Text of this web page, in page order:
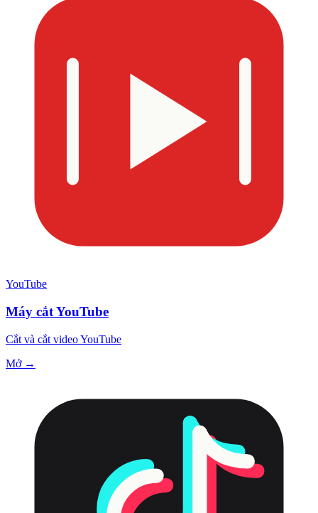
YouTube
Máy cắt YouTube
Cắt và cắt video YouTube
Mở →